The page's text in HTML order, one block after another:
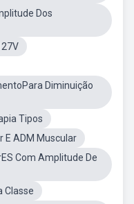
Dos
Diminuição
Tipos
ADM Muscular
Com Amplitude De
Classe